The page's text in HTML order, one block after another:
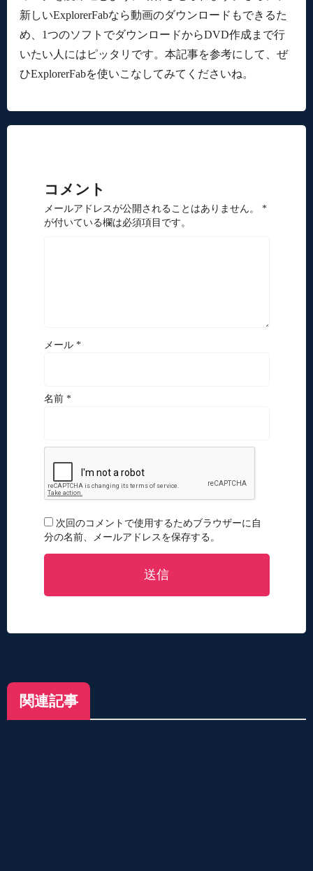
新しいExplorerFabなら動画のダウンロードもできるた
め、1つのソフトでダウンロードからDVD作成まで行
いたい人にはピッタリです。本記事を参考にして、ぜ
ひExplorerFabを使いこなしてみてくださいね。
コメント
メールアドレスが公開されることはありません。 *
が付いている欄は必須項目です。
メール *
名前 *
次回のコメントで使用するためブラウザーに自
分の名前、メールアドレスを保存する。
送信
関連記事